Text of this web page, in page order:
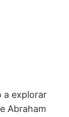
a explorar
Abraham